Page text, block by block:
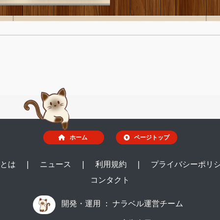
ホーム ページトップ
は | ニュース | 利用規約 |
プライバシーポリ
コンタクト
開発・運用 ： ナラベル運営チーム